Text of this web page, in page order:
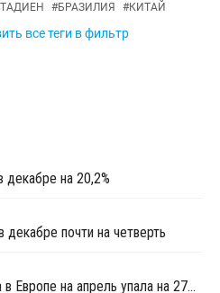
#БРАЗИЛИЯ #КИТАЙ
все теги в фильтр
декабре на 20,2%
почти на четверть
Контрактная цена бутадиена в Европе на апрель упала на 27% из-за пандемии коронавируса